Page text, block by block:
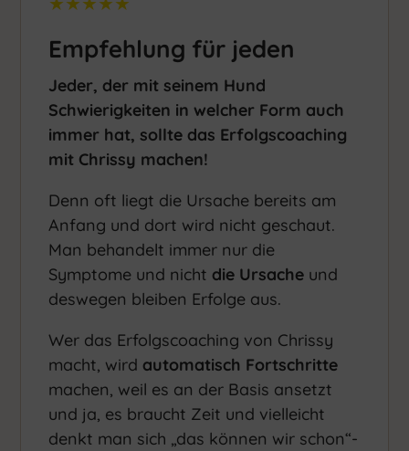
Empfehlung für jeden
Jeder, der mit seinem Hund
Schwierigkeiten in welcher Form auch
immer hat, sollte das Erfolgscoaching
mit Chrissy machen!
Denn oft liegt die Ursache bereits am
Anfang und dort wird nicht geschaut.
Man behandelt immer nur die
Symptome und nicht die Ursache und
deswegen bleiben Erfolge aus.
Wer das Erfolgscoaching von Chrissy
macht, wird automatisch Fortschritte
machen, weil es an der Basis ansetzt
und ja, es braucht Zeit und vielleicht
denkt man sich „das können wir schon“-